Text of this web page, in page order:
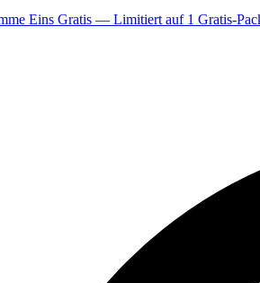
Eins Gratis — Limitiert auf 1 Gratis-